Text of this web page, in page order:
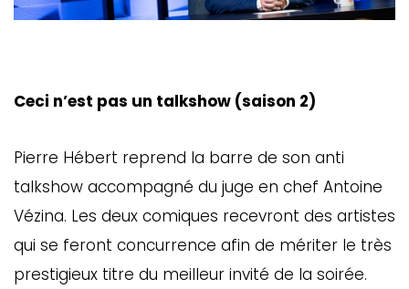
Ceci n’est pas un talkshow (saison 2)
Pierre Hébert reprend la barre de son anti
talkshow accompagné du juge en chef Antoine
Vézina. Les deux comiques recevront des artistes
qui se feront concurrence afin de mériter le très
prestigieux titre du meilleur invité de la soirée.